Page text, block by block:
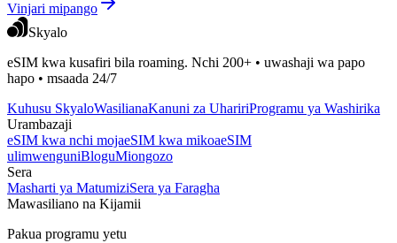
Vinjari mipango
Skyalo
eSIM kwa kusafiri bila roaming. Nchi 200+ • uwashaji wa papo
hapo • msaada 24/7
Kuhusu SkyaloWasilianaKanuni za UhaririProgramu ya Washirika
Urambazaji
eSIM kwa nchi mojaeSIM kwa mikoaeSIM
ulimwenguniBloguMiongozo
Sera
Masharti ya MatumiziSera ya Faragha
Mawasiliano na Kijamii
Pakua programu yetu